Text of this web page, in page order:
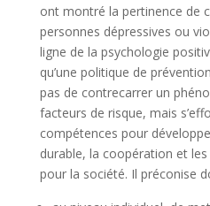
ont montré la pertinence de
personnes dépressives ou
ligne de la psychologie
qu’une politique de
pas de contrecarrer un
facteurs de risque, mais
compétences pour
durable, la coopération et
pour la société. Il préconise